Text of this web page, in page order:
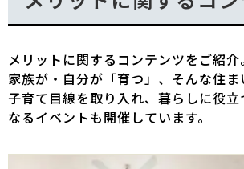
メリットに関するコンテンツをご紹
家族が・自分が「育つ」、そんな住
子育て目線を取り入れ、暮らしに役
なるイベントも開催しています。